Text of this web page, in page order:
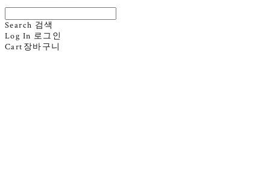
Search 검색
Log In 로그인
Cart 장바구니